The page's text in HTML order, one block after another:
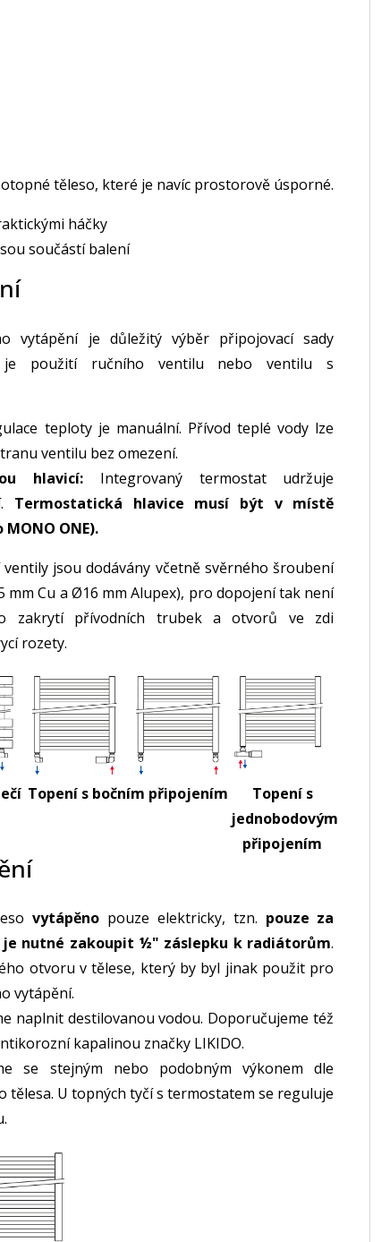
těleso, které je navíc prostorově úsporné.
háčky
součástí balení
vytápění je důležitý výběr připojovací sady
použití ručního ventilu nebo ventilu s
teploty je manuální. Přívod teplé vody lze
ventilu bez omezení.
hlavicí: Integrovaný termostat udržuje
Termostatická hlavice musí být v místě
ONE).
jsou dodávány včetně svěrného šroubení
Cu a Ø16 mm Alupex), pro dopojení tak není
zakrytí přívodních trubek a otvorů ve zdi
rozety.
Topení s bočním připojením
Topení s
jednobodovým
připojením
vytápěno pouze elektricky, tzn. pouze za
nutné zakoupit ½" záslepku k radiátorům.
otvoru v tělese, který by byl jinak použit pro
vytápění.
naplnit destilovanou vodou. Doporučujeme též
kapalinou značky LIKIDO.
se stejným nebo podobným výkonem dle
tělesa. U topných tyčí s termostatem se reguluje